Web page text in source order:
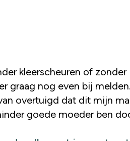
kleerscheuren of zonder
graag nog even bij
overtuigd dat dit mijn
goede moeder ben